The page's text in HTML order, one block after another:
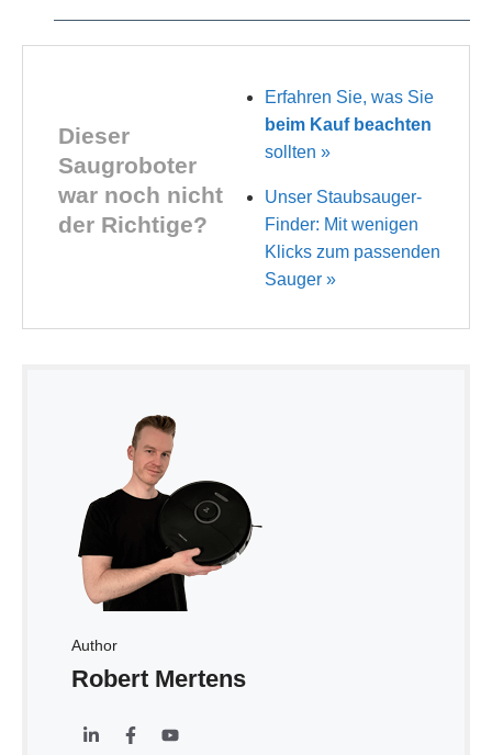
Dieser
Saugroboter
war noch nicht
der Richtige?
Erfahren Sie, was Sie
beim Kauf beachten
sollten »
Unser Staubsauger-
Finder: Mit wenigen
Klicks zum passenden
Sauger »
Author
Robert Mertens